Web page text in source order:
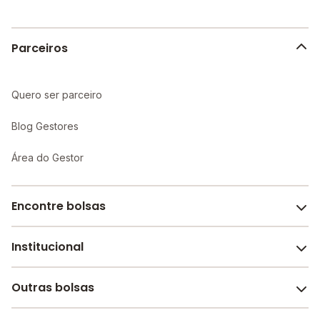
Parceiros
Quero ser parceiro
Blog Gestores
Área do Gestor
Encontre bolsas
Melhores escolas de São Paulo
Escolas por cidade e bairro
Institucional
Sobre o Melhor Escola
Outras bolsas